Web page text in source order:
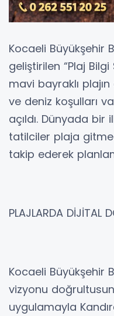
Kocaeli Büyükşehir
geliştirilen “Plaj Bilgi
mavi bayraklı
ve deniz koşulları
açıldı. Dünyada
tatilciler plaja
takip ederek
PLAJLARDA DİJİTAL
Kocaeli Büyükşehir
vizyonu
uygulamayla